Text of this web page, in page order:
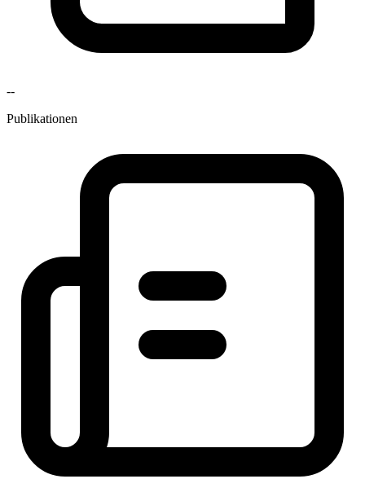
--
Publikationen